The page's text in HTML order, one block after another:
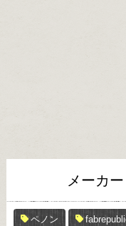
メーカ
ペノン